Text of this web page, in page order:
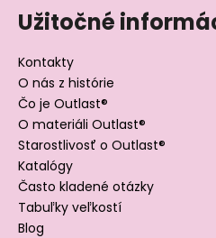
Užitočné
Kontakty
O nás z histórie
Čo je Outlast®
O materiáli Outlast®
Starostlivosť o Outlast®
Katalógy
Často kladené otázky
Tabuľky veľkostí
Blog